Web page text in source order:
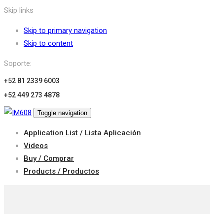
Skip links
Skip to primary navigation
Skip to content
Soporte:
+52 81 2339 6003
+52 449 273 4878
Toggle navigation
Application List / Lista Aplicación
Videos
Buy / Comprar
Products / Productos